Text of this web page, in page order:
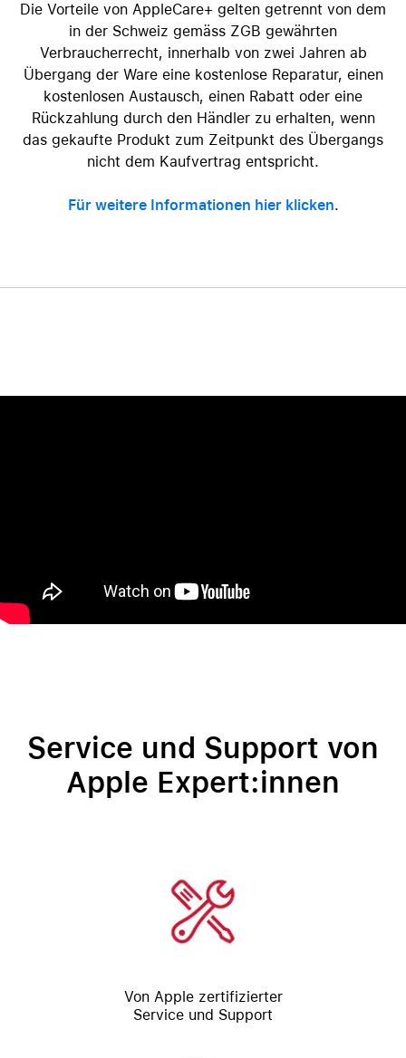
Die Vorteile von AppleCare+ gelten getrennt von dem
in der Schweiz gemäss ZGB gewährten
Verbraucherrecht, innerhalb von zwei Jahren ab
Übergang der Ware eine kostenlose Reparatur, einen
kostenlosen Austausch, einen Rabatt oder eine
Rückzahlung durch den Händler zu erhalten, wenn
das gekaufte Produkt zum Zeitpunkt des Übergangs
nicht dem Kaufvertrag entspricht.
Für weitere Informationen hier klicken.
Service und Support von
Apple Expert:innen
Von Apple zertifizierter
Service und Support